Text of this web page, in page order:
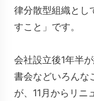
律分散型組織とし
すこと」です。
会社設立後1年半
書会などいろんな
が、11月からリニ